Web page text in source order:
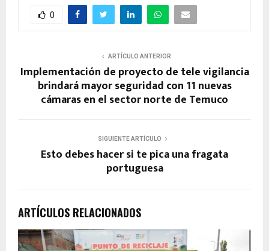
0
ARTÍCULO ANTERIOR
Implementación de proyecto de tele vigilancia
brindará mayor seguridad con 11 nuevas
cámaras en el sector norte de Temuco
SIGUIENTE ARTÍCULO
Esto debes hacer si te pica una fragata
portuguesa
ARTÍCULOS RELACIONADOS